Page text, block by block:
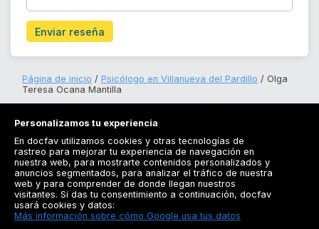
Enviar reseña
Página de inicio Psicólogo en Villanueva del Pardillo
Olga
Teresa Ocana Mantilla
Registrarse
Docfav
Personalizamos tu experiencia
En docfav utilizamos cookies y otras tecnologías de
rastreo para mejorar tu experiencia de navegación en
nuestra web, para mostrarte contenidos personalizados y
anuncios segmentados, para analizar el tráfico de nuestra
web y para comprender de donde llegan nuestros
visitantes. Si das tu consentimiento a continuación, docfav
usará cookies y datos:
Más información sobre cómo Google usa tus datos